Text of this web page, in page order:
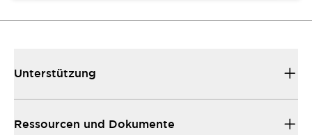
Unterstützung
Ressourcen und Dokumente